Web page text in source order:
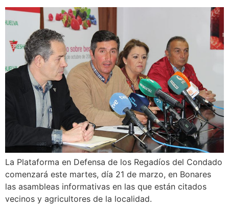
La Plataforma en Defensa de los Regadíos del Condado
comenzará este martes, día 21 de marzo, en Bonares
las asambleas informativas en las que están citados
vecinos y agricultores de la localidad.